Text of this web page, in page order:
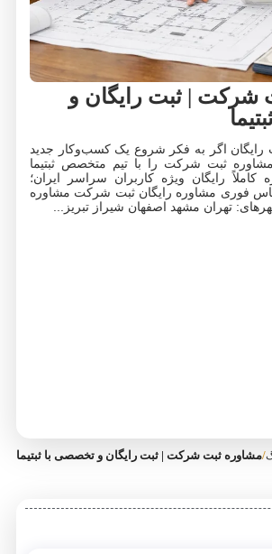
شرکت | ثبت رایگان و
اگر به فکر شروع یک کسب‌وکار جدید
ثبت شرکت را با تیم متخصص ثبتیما
کاملاً رایگان ویژه کاربران سراسر ایران؛
فوری مشاوره رایگان ثبت شرکت مشاوره
تهران مشهد اصفهان شیراز تبریز...
/مشاوره ثبت شرکت | ثبت رایگان و تخصصی با ثبتیما